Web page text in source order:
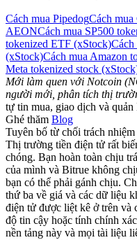
Cách mua PipedogCách mua
AEONCách mua SP500
tokenized ETF (xStock)Cách
(xStock)Cách mua Amazon
Meta tokenized stock
Mới làm quen với Notcoin
người mới, phân tích thị
tự tin mua, giao dịch và
Ghé thăm Blog
Tuyên bố từ chối trách nhiệm
Thị trường tiền điện tử rất
chóng. Bạn hoàn toàn chịu
của mình và Bitrue không
bạn có thể phải gánh chịu.
thứ ba về giá và các dữ liệu
điện tử được liệt kê ở trên và
độ tin cậy hoặc tính chính
nền tảng này và mọi tài liệu